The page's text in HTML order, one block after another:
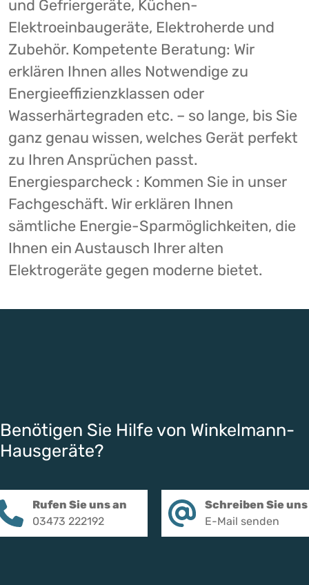
und Gefriergeräte, Küchen-
Elektroeinbaugeräte, Elektroherde und
Zubehör. Kompetente Beratung: Wir
erklären Ihnen alles Notwendige zu
Energieeffizienzklassen oder
Wasserhärtegraden etc. – so lange, bis Sie
ganz genau wissen, welches Gerät perfekt
zu Ihren Ansprüchen passt.
Energiesparcheck : Kommen Sie in unser
Fachgeschäft. Wir erklären Ihnen
sämtliche Energie-Sparmöglichkeiten, die
Ihnen ein Austausch Ihrer alten
Elektrogeräte gegen moderne bietet.
Benötigen Sie Hilfe von Winkelmann-
Hausgeräte?
Rufen Sie uns an
03473 222192
Schreiben Sie uns
E-Mail senden